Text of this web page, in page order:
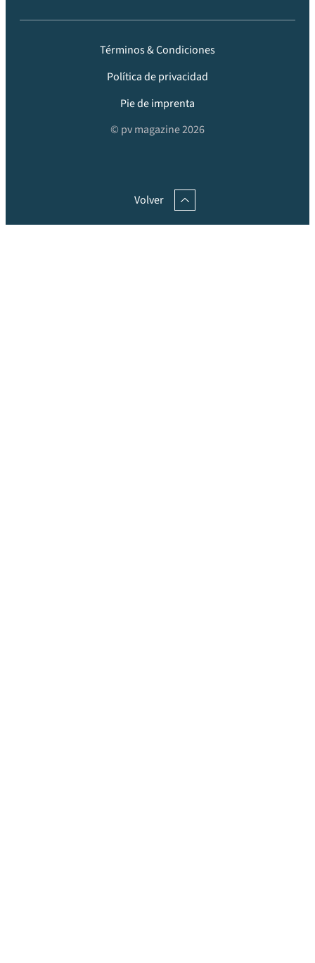
Términos & Condiciones
Política de privacidad
Pie de imprenta
© pv magazine 2026
Volver